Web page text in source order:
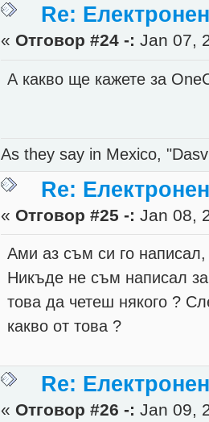
Re:
« Отговор #24 -: Jan 07,
А какво ще кажете за
As they say in Mexico,
Re:
« Отговор #25 -: Jan 08,
Ами аз съм си го
Никъде не съм написал
това да четеш някого ?
какво от това ?
Re:
« Отговор #26 -: Jan 09,